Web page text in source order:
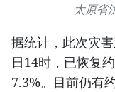
太原省
据统计，此次灾
日14时，已恢复
7.3%。目前仍有